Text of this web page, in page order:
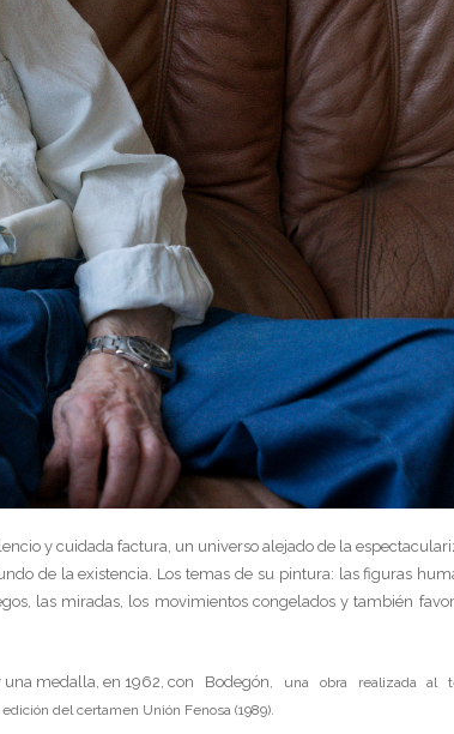
y cuidada factura, un universo alejado de la
de la existencia. Los temas de su pintura: las figuras
las miradas, los movimientos congelados y también
medalla, en 1962, con Bodegón, una obra realizada al
del certamen Unión Fenosa (1989).